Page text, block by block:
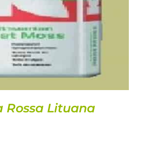
DETALLS
Rossa Lituana